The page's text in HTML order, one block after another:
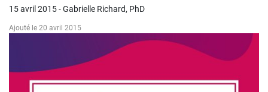
15 avril 2015 - Gabrielle Richard, PhD
Ajouté le 20 avril 2015